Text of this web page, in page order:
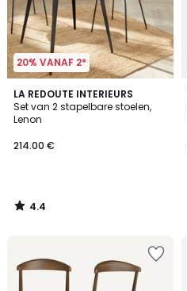
20% VANAF 2*
LA REDOUTE INTERIEURS
Set van 2 stapelbare stoelen,
Lenon
214.00 €
4.4
/ 5
4.4
/